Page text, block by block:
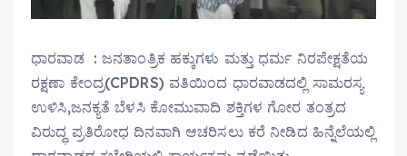
ಧಾರವಾಡ : ಜನತಾಂತ್ರಿಕ ಹಕ್ಕುಗಳು ಮತ್ತು ಧರ್ಮ ನಿರಪೇಕ್ಷತೆಯ
ರಕ್ಷಣಾ ಕೇಂದ್ರ(CPDRS) ವತಿಯಿಂದ ಧಾರವಾಡದಲ್ಲಿ ಸಾಮರಸ್ಯ
ಉಳಿಸಿ,ಜನಕ್ಯತೆ ಬೆಳಸಿ ಕೋಮುವಾದಿ ಶಕ್ತಿಗಳ ಗೋರ ತಂತ್ರದ
ವಿರುದ್ಧ ಪ್ರತಿರೋಧ ದಿನವಾಗಿ ಆಚರಿಸಲು ಕರೆ ನೀಡಿದ ಹಿನ್ನೆಲೆಯಲ್ಲಿ